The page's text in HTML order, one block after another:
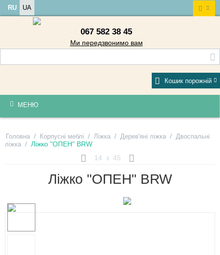
RU UA
067 582 38 45
Ми передзвонимо вам
Кошик порожній
МЕНЮ
Головна / Корпусні меблі / Ліжка / Дерев'яні ліжка / Двоспальні
ліжка / Ліжко "ОПЕН" BRW
14
з 45
Ліжко "ОПЕН" BRW